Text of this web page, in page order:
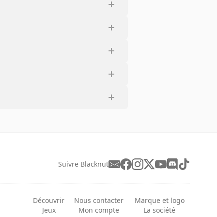
Suivre Blacknut
Découvrir
Jeux
Nous contacter
Mon compte
Marque et logo
La société